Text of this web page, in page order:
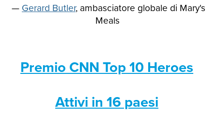
— Gerard Butler, ambasciatore globale di Mary's
Meals
Premio CNN Top 10 Heroes
Attivi in 16 paesi